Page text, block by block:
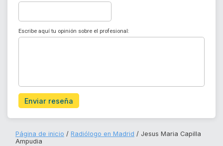
Escribe aquí tu opinión sobre el profesional:
Enviar reseña
Página de inicio Radiólogo en Madrid
Jesus Maria Capilla
Ampudia